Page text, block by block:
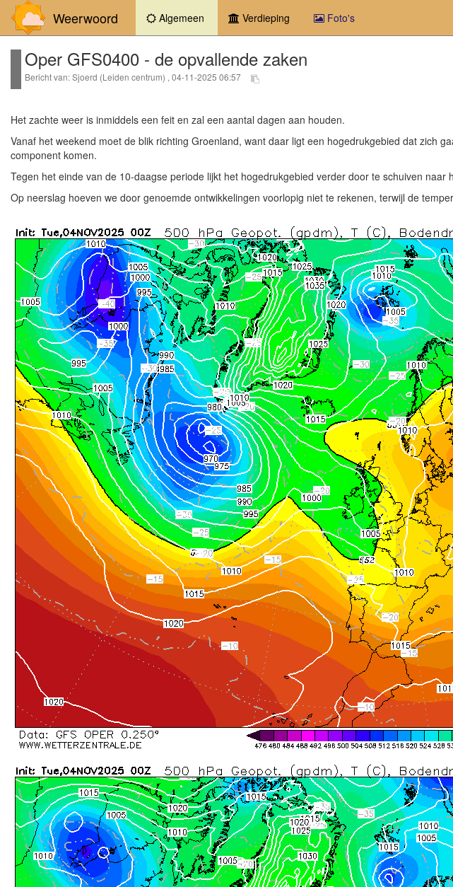
Weerwoord Algemeen (current)Verdieping Foto's
Oper GFS0400 - de opvallende zaken
Bericht van: Sjoerd (Leiden centrum) , 04-11-2025 06:57
Het zachte weer is inmiddels een feit en zal een aantal dagen aan houden.
Vanaf het weekend moet de blik richting Groenland, want daar ligt een hogedrukgebied dat zich
component komen.
Tegen het einde van de 10-daagse periode lijkt het hogedrukgebied verder door te schuiven
Op neerslag hoeven we door genoemde ontwikkelingen voorlopig niet te rekenen, terwijl de